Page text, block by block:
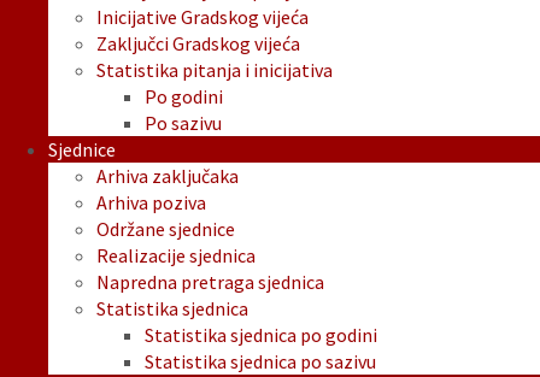
Inicijative Gradskog vijeća
Zaključci Gradskog vijeća
Statistika pitanja i inicijativa
Po godini
Po sazivu
Sjednice
Arhiva zaključaka
Arhiva poziva
Održane sjednice
Realizacije sjednica
Napredna pretraga sjednica
Statistika sjednica
Statistika sjednica po godini
Statistika sjednica po sazivu